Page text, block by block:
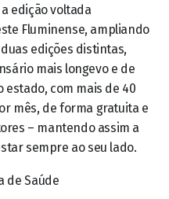
edição voltada
Fluminense, ampliando
edições distintas,
mais longevo e de
com mais de 40
mês, de forma gratuita e
– mantendo assim a
sempre ao seu lado.